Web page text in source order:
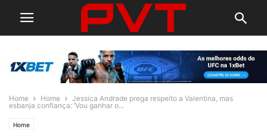
Home Home
Jessica Andrade prega respeito a Valentina, mas
esbanja confiança: ‘Vou ganhar o...
Home